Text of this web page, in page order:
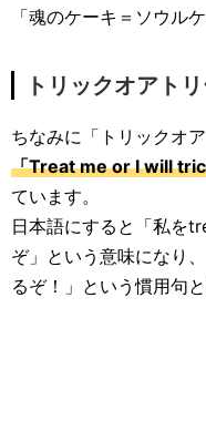
「魂のケーキ＝ソウル
トリックオアト
ちなみに「トリックオ
「Treat me or I will
ています。
日本語にすると「私を
ぞ」という意味になり
るぞ！」という慣用句